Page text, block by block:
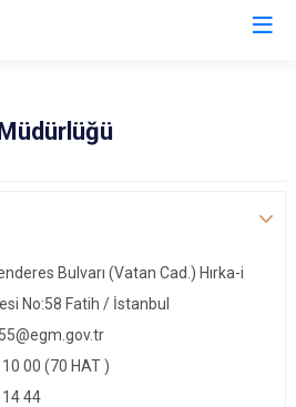
Bulvarı (Vatan Cad.) Hırka-i
No:58 Fatih / İstanbul
00 (70 HAT )
44